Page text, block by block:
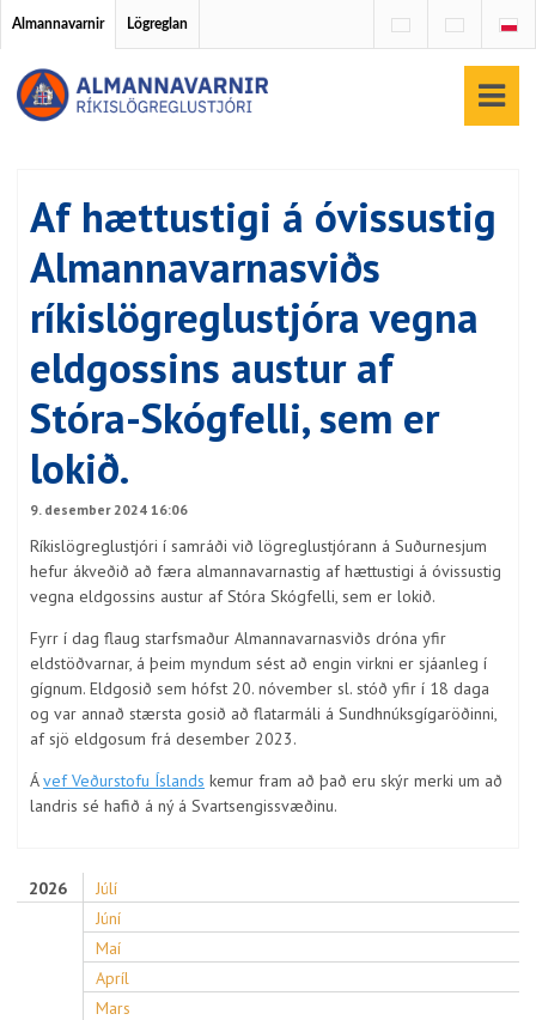
Almannavarnir Lögreglan
Af hættustigi á óvissustig
Almannavarnasviðs
ríkislögreglustjóra vegna
eldgossins austur af
Stóra-Skógfelli, sem er
lokið.
9. desember 2024 16:06
Ríkislögreglustjóri í samráði við lögreglustjórann á Suðurnesjum
hefur ákveðið að færa almannavarnastig af hættustigi á óvissustig
vegna eldgossins austur af Stóra Skógfelli, sem er lokið.
Fyrr í dag flaug starfsmaður Almannavarnasviðs dróna yfir
eldstöðvarnar, á þeim myndum sést að engin virkni er sjáanleg í
gígnum. Eldgosið sem hófst 20. nóvember sl. stóð yfir í 18 daga
og var annað stærsta gosið að flatarmáli á Sundhnúksgígaröðinni,
af sjö eldgosum frá desember 2023.
Ávef Veðurstofu Íslands kemur fram að það eru skýr merki um að
landris sé hafið á ný á Svartsengissvæðinu.
2026
Júlí
Júní
Maí
Apríl
Mars